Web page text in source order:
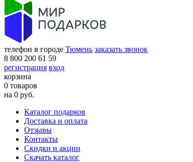
телефон в городе Тюмень заказать звонок
8 800 200 61 59
регистрация вход
корзина
0 товаров
на 0 руб.
Каталог подарков
Доставка и оплата
Отзывы
Контакты
Скидки и акции
Скачать каталог